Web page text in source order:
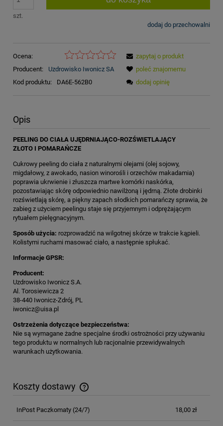
szt.
dodaj do przechowalni
Ocena:
Producent:
Uzdrowisko Iwonicz SA
Kod produktu:
DA6E-562B0
zapytaj o produkt
poleć znajomemu
dodaj opinię
Opis
PEELING DO CIAŁA UJĘDRNIAJĄCO-ROZŚWIETLAJĄCY
ZŁOTO I POMARAŃCZE
Cukrowy peeling do ciała z naturalnymi olejami (olej sojowy,
migdałowy, z awokado, nasion winorośli i orzechów makadamia)
poprawia ukrwienie i złuszcza martwe komórki naskórka,
pozostawiając skórę odpowiednio nawilżoną i jędrną. Złote drobinki
rozświetlają skórę, a piękny zapach słodkich pomarańczy sprawia, że
zabieg z użyciem peelingu staje się przyjemnym i odprężającym
rytuałem pielęgnacyjnym.
Sposób użycia: rozprowadzić na wilgotnej skórze w trakcie kąpieli.
Kolistymi ruchami masować ciało, a następnie spłukać.
Informacje GPSR:
Producent:
Uzdrowisko Iwonicz S.A.
Al. Torosiewicza 2
38-440 Iwonicz-Zdrój, PL
iwonicz@uisa.pl
Ostrzeżenia dotyczące bezpieczeństwa:
Nie są wymagane żadne specjalne środki ostrożności przy używaniu
tego produktu w normalnych lub racjonalnie przewidywalnych
warunkach użytkowania.
Koszty dostawy
Cena nie zawiera ewentualnych kosztów płatności
InPost Paczkomaty (24/7) 18,00 zł